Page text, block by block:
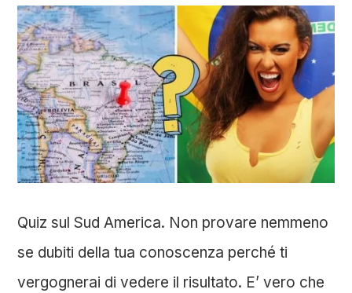
Quiz sul Sud America. Non provare nemmeno
se dubiti della tua conoscenza perché ti
vergognerai di vedere il risultato. E’ vero che